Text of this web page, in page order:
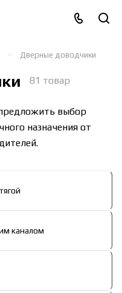
– Дверные доводчики
81 товар
выбор
назначения от
каналом